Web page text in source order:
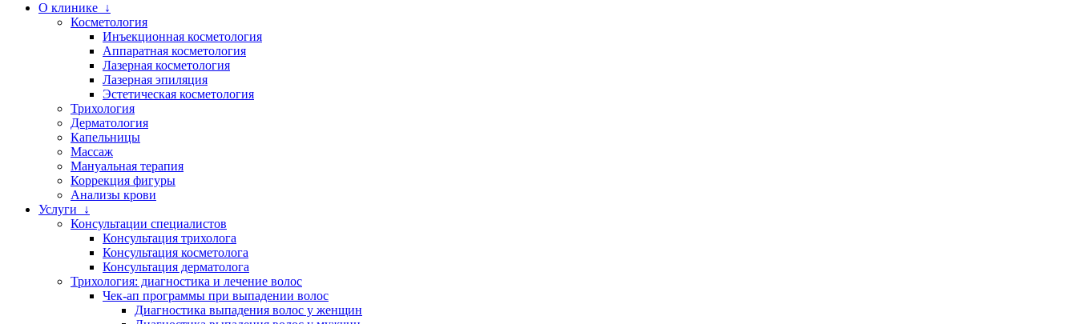
О клинике ↓
Косметология
Инъекционная косметология
Аппаратная косметология
Лазерная косметология
Лазерная эпиляция
Эстетическая косметология
Трихология
Дерматология
Капельницы
Массаж
Мануальная терапия
Коррекция фигуры
Анализы крови
Услуги ↓
Консультации специалистов
Консультация трихолога
Консультация косметолога
Консультация дерматолога
Трихология: диагностика и лечение волос
Чек-ап программы при выпадении волос
Диагностика выпадения волос у женщин